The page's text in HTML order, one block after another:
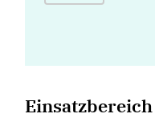
Einsatzbereich